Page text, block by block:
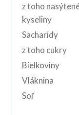
z toho
kyseliny
Sacharidy
z toho cukry
Bielkoviny
Vláknina
Soľ